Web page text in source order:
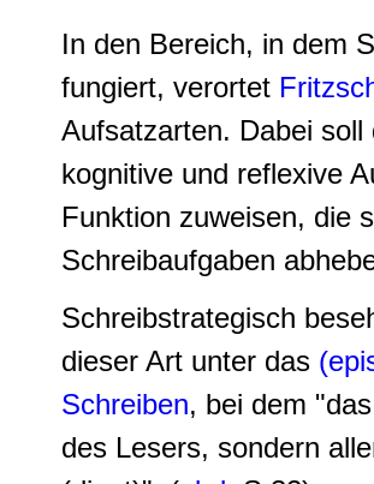
In den Bereich, in dem
fungiert, verortet
Aufsatzarten. Dabei
kognitive und reflexive
Funktion zuweisen, die
Schreibaufgaben
Schreibstrategisch
dieser Art unter das
Schreiben, bei dem
des Lesers, sondern